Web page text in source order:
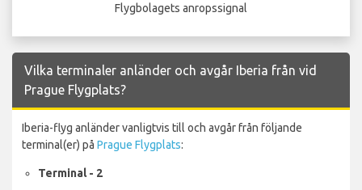
Flygbolagets anropssignal
Vilka terminaler anländer och avgår Iberia från vid
Prague Flygplats?
Iberia-flyg anländer vanligtvis till och avgår från följande
terminal(er) på Prague Flygplats:
Terminal - 2